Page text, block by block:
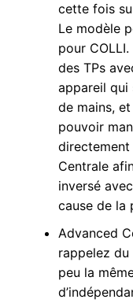
cette fois
Le modèle
pour
des TPs
appareil qui
de mains,
pouvoir
directement
Centrale
inversé
cause de la
Advanced
rappelez du
peu la